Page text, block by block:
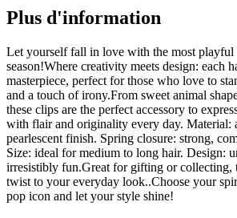
Plus d'information
Let yourself fall in love with the most playful
season!Where creativity meets design: each
masterpiece, perfect for those who love to
and a touch of irony.From sweet animal
these clips are the perfect accessory to
with flair and originality every day. Material:
pearlescent finish. Spring closure: strong,
Size: ideal for medium to long hair. Design:
irresistibly fun.Great for gifting or collecting,
twist to your everyday look..Choose your
pop icon and let your style shine!